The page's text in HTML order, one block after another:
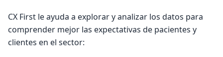
CX First le ayuda a explorar y analizar los datos para
comprender mejor las expectativas de pacientes y
clientes en el sector: